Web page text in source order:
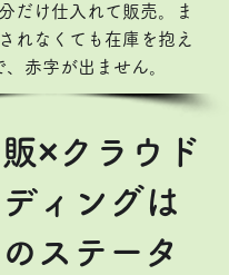
だけ仕入れて販売。ま
れなくても在庫を抱え
、赤字が出ません。
×クラウド
ィングは
ステータ